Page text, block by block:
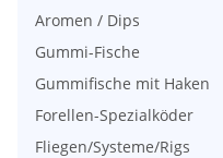
Aromen / Dips
Gummi-Fische
Gummifische mit Haken
Forellen-Spezialköder
Fliegen/Systeme/Rigs